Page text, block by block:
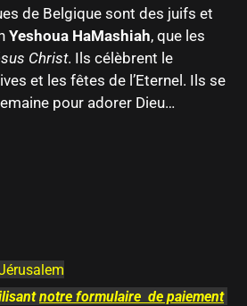
de Belgique sont des juifs et
Yeshoua HaMashiah, que les
Christ. Ils célèbrent le
et les fêtes de l’Eternel. Ils se
pour adorer Dieu…
notre formulaire de paiement